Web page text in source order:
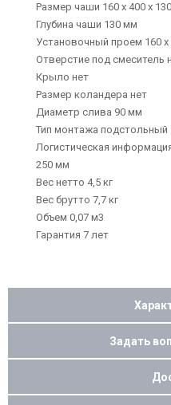
Размер чаши 160 х 400 х
Глубина чаши 130 мм
Установочный проем 160
Отверстие под смеситель
Крыло нет
Размер коландера нет
Диаметр слива 90 мм
Тип монтажа подстольный
Логистическая
250 мм
Вес нетто 4,5 кг
Вес брутто 7,7 кг
Объем 0,07 м3
Гарантия 7 лет
Задать